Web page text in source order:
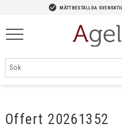
check_circle MÅTTBESTÄLLDA
Offert 20261352